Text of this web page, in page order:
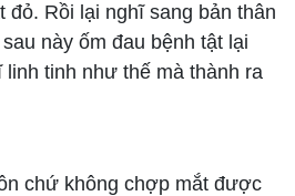
Rồi lại nghĩ sang bản thân
này ốm đau bệnh tật lại
tinh như thế mà thành ra
chứ không chợp mắt được